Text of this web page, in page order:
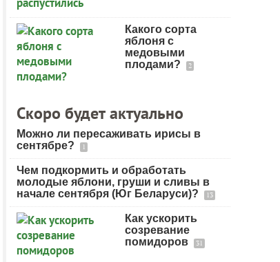
Какого сорта
яблоня с
медовыми
плодами?
2
Скоро будет актуально
Можно ли пересаживать ирисы в
сентябре?
1
Чем подкормить и обработать
молодые яблони, груши и сливы в
начале сентября (Юг Беларуси)?
13
Как ускорить
созревание
помидоров
31